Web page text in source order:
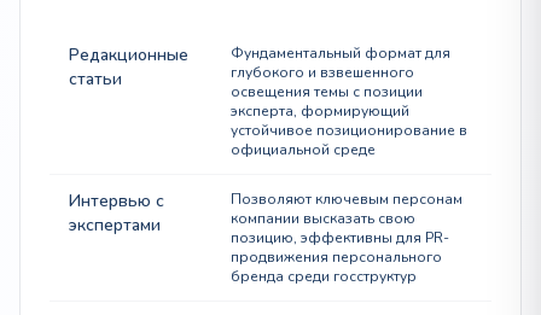
Редакционные
статьи
Фундаментальный формат для
глубокого и взвешенного
освещения темы с позиции
эксперта, формирующий
устойчивое позиционирование в
официальной среде
Интервью с
экспертами
Позволяют ключевым персонам
компании высказать свою
позицию, эффективны для PR-
продвижения персонального
бренда среди госструктур